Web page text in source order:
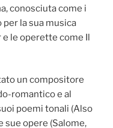
conosciuta come i
per la sua musica
e le operette come Il
un compositore
romantico e al
poemi tonali (Also
sue opere (Salome,